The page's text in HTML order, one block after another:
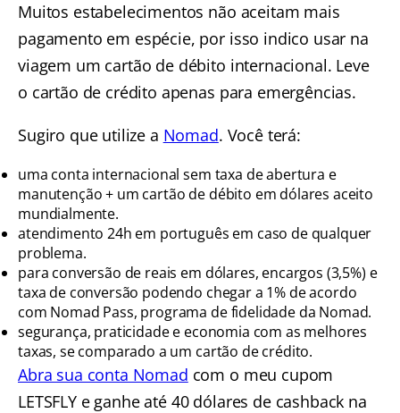
Muitos estabelecimentos não aceitam mais
pagamento em espécie, por isso indico usar na
viagem um cartão de débito internacional. Leve
o cartão de crédito apenas para emergências.
Sugiro que utilize a Nomad. Você terá:
uma conta internacional sem taxa de abertura e
manutenção + um cartão de débito em dólares aceito
mundialmente.
atendimento 24h em português em caso de qualquer
problema.
para conversão de reais em dólares, encargos (3,5%) e
taxa de conversão podendo chegar a 1% de acordo
com Nomad Pass, programa de fidelidade da Nomad.
segurança, praticidade e economia com as melhores
taxas, se comparado a um cartão de crédito.
Abra sua conta Nomad com o meu cupom
LETSFLY e ganhe até 40 dólares de cashback na